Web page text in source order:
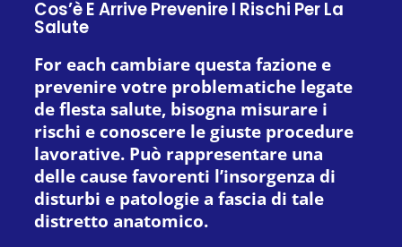
Cos’è E Arrive Prevenire I Rischi Per La
Salute
For each cambiare questa fazione e
prevenire votre problematiche legate
de flesta salute, bisogna misurare i
rischi e conoscere le giuste procedure
lavorative. Può rappresentare una
delle cause favorenti l’insorgenza di
disturbi e patologie a fascia di tale
distretto anatomico.